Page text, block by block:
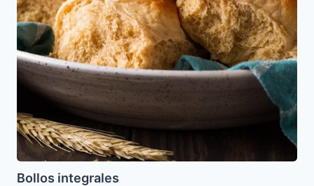
Bollos integrales